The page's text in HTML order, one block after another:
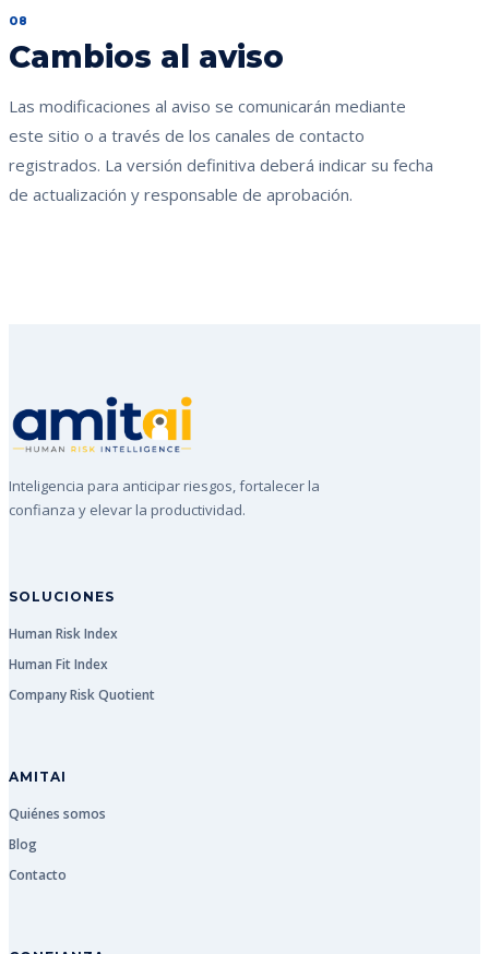
08
Cambios al aviso
Las modificaciones al aviso se comunicarán mediante
este sitio o a través de los canales de contacto
registrados. La versión definitiva deberá indicar su fecha
de actualización y responsable de aprobación.
Inteligencia para anticipar riesgos, fortalecer la
confianza y elevar la productividad.
SOLUCIONES
Human Risk Index
Human Fit Index
Company Risk Quotient
AMITAI
Quiénes somos
Blog
Contacto